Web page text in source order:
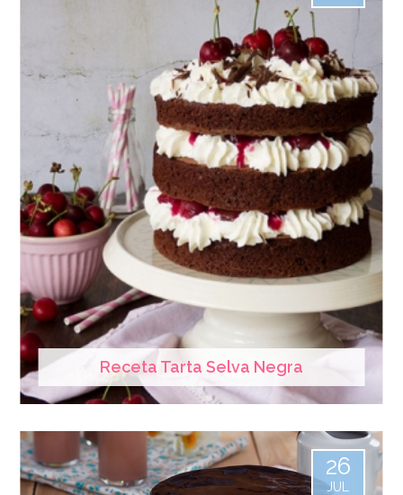
Receta Tarta Selva Negra
26
JUL